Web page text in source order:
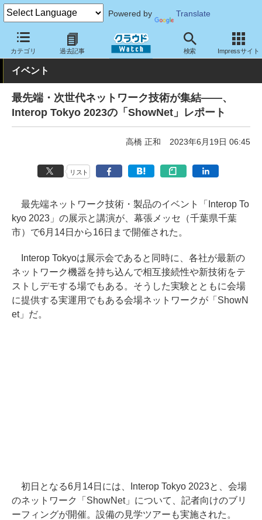
Powered by Translate
カテゴリ 過去記事 検索 Impressサイト
クラウド Watch イベント Interop
イベント
最先端・次世代ネットワーク技術が集結――、
Interop Tokyo 2023の「ShowNet」レポート
高橋 正和 2023年6月19日 06:45
リスト
最先端ネットワーク技術・製品のイベント「Interop To
kyo 2023」の展示と講演が、幕張メッセ（千葉県千葉
市）で6月14日から16日まで開催された。
Interop Tokyoは展示会であると同時に、各社が最新の
ネットワーク機器を持ち込んで相互接続性や新技術をテ
ストしデモする場でもある。そうした実験とともに会場
に提供する実運用でもある会場ネットワークが「ShowN
et」だ。
初日となる6月14日には、Interop Tokyo 2023と、会場
のネットワーク「ShowNet」について、記者向けのブリ
ーフィングが開催。設備の見学ツアーも実施された。